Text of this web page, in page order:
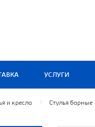
УСЛУГИ
и кресла Стулья барные